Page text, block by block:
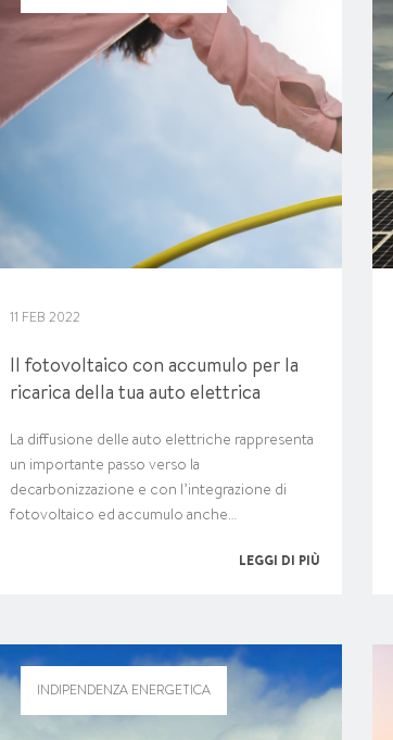
11 FEB 2022
Il fotovoltaico con accumulo per la
ricarica della tua auto elettrica
La diffusione delle auto elettriche rappresenta
un importante passo verso la
decarbonizzazione e con l’integrazione di
fotovoltaico ed accumulo anche…
LEGGI DI PIÙ
INDIPENDENZA ENERGETICA